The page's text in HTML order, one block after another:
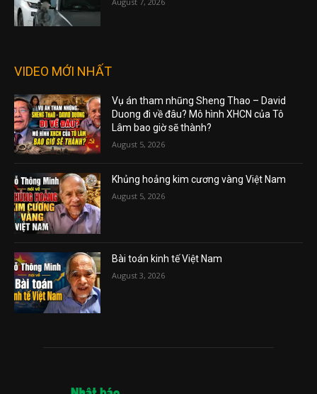
VIDEO MỚI NHẤT
Vụ án tham nhũng Sheng Thao – David
Duong đi về đâu? Mô hình XHCN của Tô
Lâm bao giờ sẽ thành?
August 5, 2026
Khủng hoảng kim cương vàng Việt Nam
August 5, 2026
Bài toán kinh tế Việt Nam
August 3, 2026